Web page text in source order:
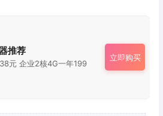
推荐
元 企业2核4G一年199
立即购买